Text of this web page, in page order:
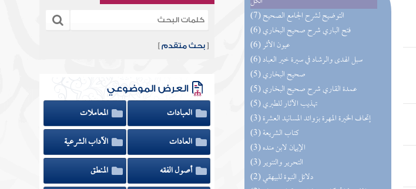
(7) التوضيح لشرح الجامع الصحيح
(6) فتح الباري شرح صحيح البخاري
(6) عيون الأثر
(6) سبل الهدى والرشاد في سيرة خير العباد
(5) صحيح البخاري
(5) عمدة القاري شرح صحيح البخاري
(5) تهذيب الآثار للطبري
(3) إتحاف الخيرة المهرة بزوائد المسانيد العشرة
(3) كتاب الشريعة
(3) الإيمان لابن منده
(3) التحرير والتنوير
(2) دلائل النبوة للبيهقي
[بحث متقدم ]
العرض الموضوعي
العبادات
المعاملات
العادات
الآداب الشرعية
أصول الفقه
المنطق